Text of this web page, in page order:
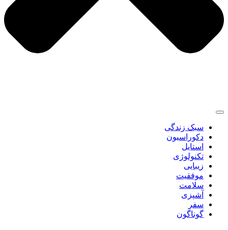
سبک زندگی
دکوراسیون
استایل
تکنولوژی
زیبایی
موفقیت
سلامت
آشپزی
سفر
گوناگون